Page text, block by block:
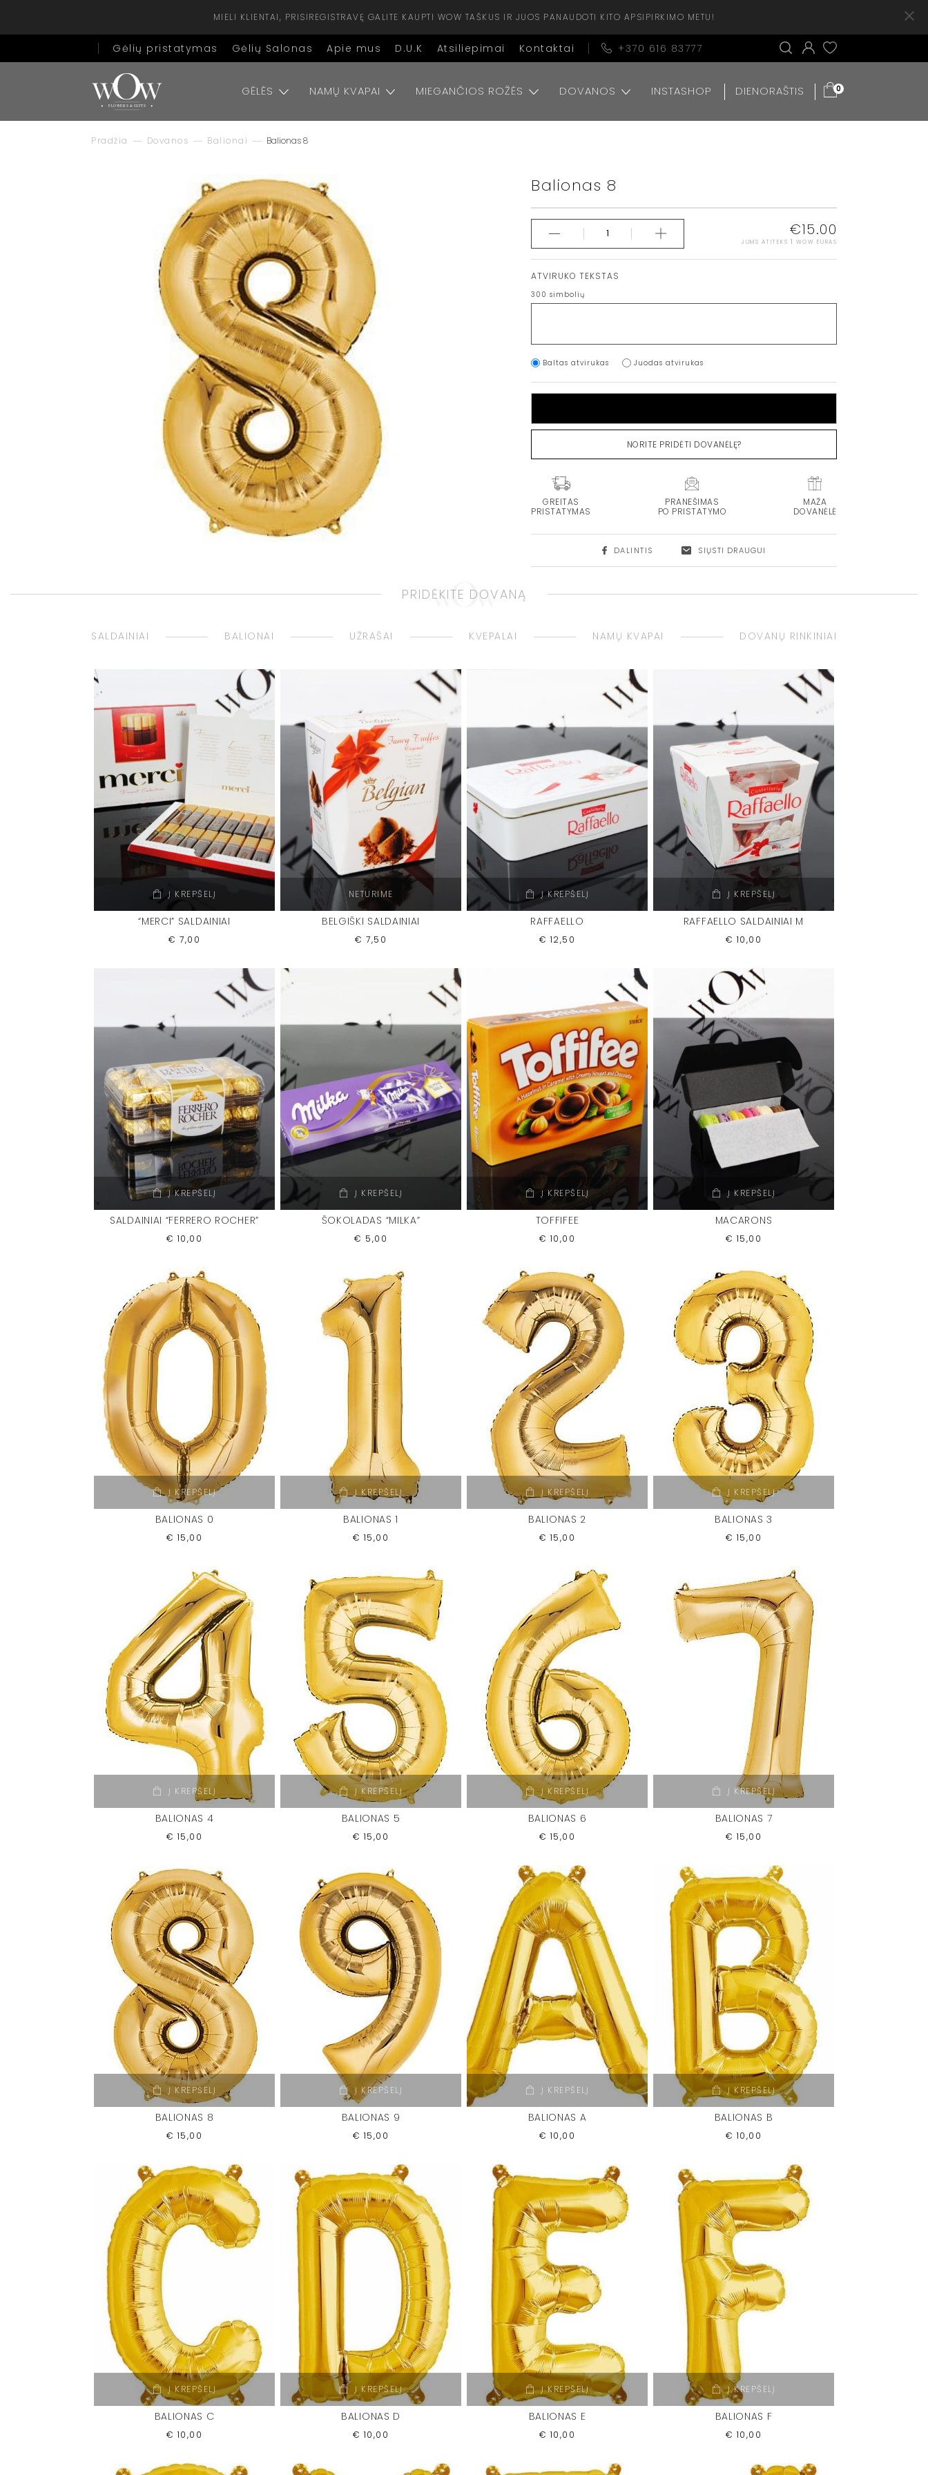
MIELI KLIENTAI, PRISIREGISTRAVĘ GALITE KAUPTI WOW TAŠKUS IR JUOS PANAUDOTI KITO APSIPIRKIMO METU!
Gėlių pristatymas Gėlių Salonas Apie mus D.U.K Atsiliepimai Kontaktai +370 616 83777
GĖLĖS NAMŲ KVAPAI MIEGANČIOS ROŽĖS DOVANOS INSTASHOP DIENORAŠTIS 0
Pradžia Dovanos Balionai Balionas 8
Balionas 8
€15.00
JUMS ATITEKS 1 WOW EURAS
ATVIRUKO TEKSTAS
300 simbolių
Baltas atvirukas Juodas atvirukas
NORITE PRIDĖTI DOVANĖLĘ?
GREITAS
PRISTATYMAS
PRANEŠIMAS
PO PRISTATYMO
MAŽA
DOVANĖLĖ
DALINTIS SIŲSTI DRAUGUI
PRIDĖKITE DOVANĄ
SALDAINIAI BALIONAI UŽRAŠAI KVEPALAI NAMŲ KVAPAI DOVANŲ RINKINIAI
Į KREPŠELĮ
“MERCI” SALDAINIAI
€ 7,00
NETURIME
BELGIŠKI SALDAINIAI
€ 7,50
Į KREPŠELĮ
RAFFAELLO
€ 12,50
Į KREPŠELĮ
RAFFAELLO SALDAINIAI M
€ 10,00
Į KREPŠELĮ
SALDAINIAI “FERRERO ROCHER”
€ 10,00
Į KREPŠELĮ
ŠOKOLADAS “MILKA”
€ 5,00
Į KREPŠELĮ
TOFFIFEE
€ 10,00
Į KREPŠELĮ
MACARONS
€ 15,00
Į KREPŠELĮ
BALIONAS 0
€ 15,00
Į KREPŠELĮ
BALIONAS 1
€ 15,00
Į KREPŠELĮ
BALIONAS 2
€ 15,00
Į KREPŠELĮ
BALIONAS 3
€ 15,00
Į KREPŠELĮ
BALIONAS 4
€ 15,00
Į KREPŠELĮ
BALIONAS 5
€ 15,00
Į KREPŠELĮ
BALIONAS 6
€ 15,00
Į KREPŠELĮ
BALIONAS 7
€ 15,00
Į KREPŠELĮ
BALIONAS 8
€ 15,00
Į KREPŠELĮ
BALIONAS 9
€ 15,00
Į KREPŠELĮ
BALIONAS A
€ 10,00
Į KREPŠELĮ
BALIONAS B
€ 10,00
Į KREPŠELĮ
BALIONAS C
€ 10,00
Į KREPŠELĮ
BALIONAS D
€ 10,00
Į KREPŠELĮ
BALIONAS E
€ 10,00
Į KREPŠELĮ
BALIONAS F
€ 10,00